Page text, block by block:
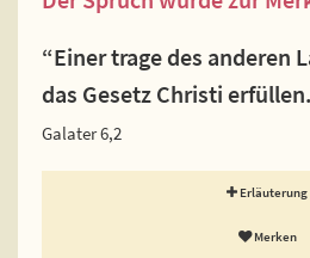
“Einer trage des anderen
das Gesetz Christi
Galater 6,2
Erläuterung
Merken